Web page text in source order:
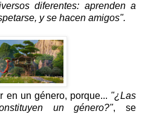
diferentes: aprenden a
y se hacen amigos".
en un género, porque... "¿Las
un género?", se